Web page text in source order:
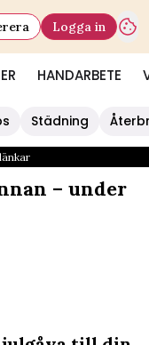
HANDARBETE
Logga in
Städning
– under